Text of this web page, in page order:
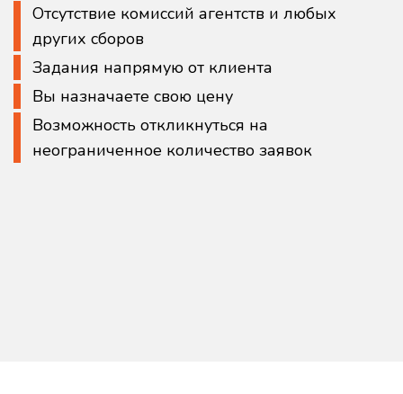
Отсутствие комиссий агентств и любых
других сборов
Задания напрямую от клиента
Вы назначаете свою цену
Возможность откликнуться на
неограниченное количество заявок